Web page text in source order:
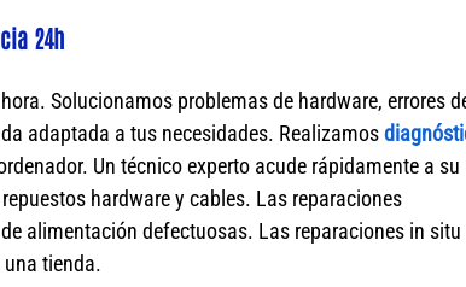
24h
Solucionamos problemas de hardware, errores
adaptada a tus necesidades. Realizamos
Un técnico experto acude rápidamente a su
hardware y cables. Las reparaciones
alimentación defectuosas. Las reparaciones in situ
una tienda.